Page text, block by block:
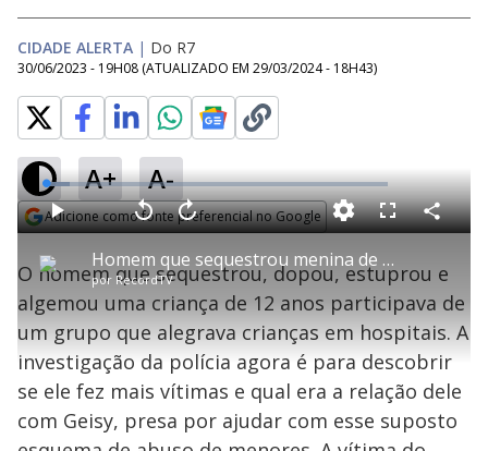
CIDADE ALERTA | Do R7
30/06/2023 - 19H08 (ATUALIZADO EM 29/03/2024 - 18H43)
A+ A-
Adicione como fonte preferencial no Google
P
l
a
Homem que sequestrou menina de 12 anos participava de grupo que alegra crianças em hospitais
por RecordTV
P V
t
a
r
0
e
g
n
d
s
A
n
ç
a
1
s
e
g
u
n
d
o
s
L
o
a
d
e
.
9
0
%
F
l
s
c
r
n
C
o
i
l
h
O homem que sequestrou, dopou, estuprou e
algemou uma criança de 12 anos participava de
um grupo que alegrava crianças em hospitais. A
investigação da polícia agora é para descobrir
se ele fez mais vítimas e qual era a relação dele
com Geisy, presa por ajudar com esse suposto